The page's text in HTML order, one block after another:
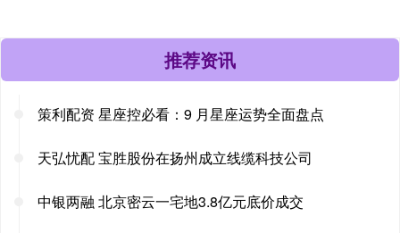
推荐资讯
策利配资 星座控必看：9 月星座运势全面盘点
天弘忧配 宝胜股份在扬州成立线缆科技公司
中银两融 北京密云一宅地3.8亿元底价成交